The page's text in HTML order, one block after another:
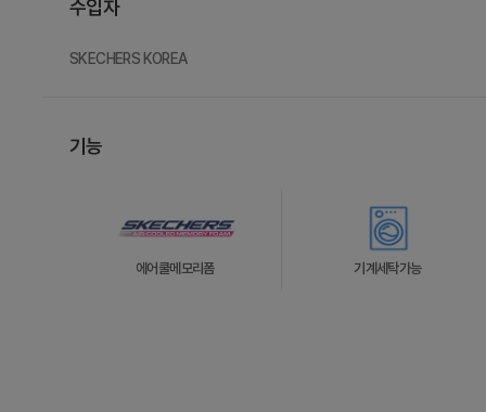
수입자
SKECHERS KOREA
기능
에어쿨메모리폼 기계세탁가능